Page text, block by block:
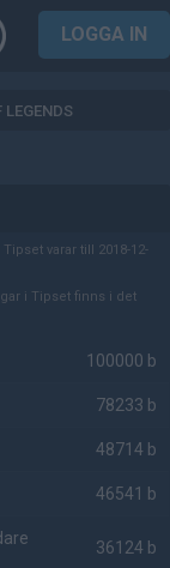
LOGGA IN
LEGENDS
varar till 2018-12-
i Tipset finns i det
100000 b
78233 b
48714 b
46541 b
36124 b